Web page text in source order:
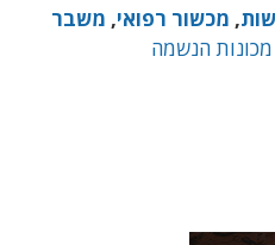
, מכשור רפואי, משבר
מכונות הנשמה